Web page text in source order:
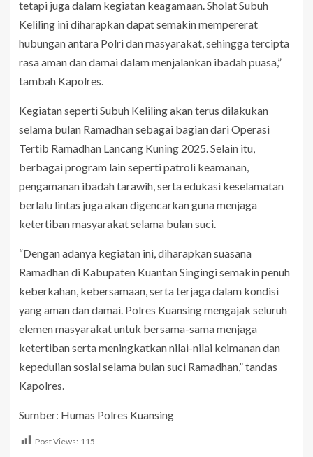
tetapi juga dalam kegiatan keagamaan. Sholat Subuh
Keliling ini diharapkan dapat semakin mempererat
hubungan antara Polri dan masyarakat, sehingga tercipta
rasa aman dan damai dalam menjalankan ibadah puasa,”
tambah Kapolres.
Kegiatan seperti Subuh Keliling akan terus dilakukan
selama bulan Ramadhan sebagai bagian dari Operasi
Tertib Ramadhan Lancang Kuning 2025. Selain itu,
berbagai program lain seperti patroli keamanan,
pengamanan ibadah tarawih, serta edukasi keselamatan
berlalu lintas juga akan digencarkan guna menjaga
ketertiban masyarakat selama bulan suci.
“Dengan adanya kegiatan ini, diharapkan suasana
Ramadhan di Kabupaten Kuantan Singingi semakin penuh
keberkahan, kebersamaan, serta terjaga dalam kondisi
yang aman dan damai. Polres Kuansing mengajak seluruh
elemen masyarakat untuk bersama-sama menjaga
ketertiban serta meningkatkan nilai-nilai keimanan dan
kepedulian sosial selama bulan suci Ramadhan,” tandas
Kapolres.
Sumber: Humas Polres Kuansing
Post Views: 115